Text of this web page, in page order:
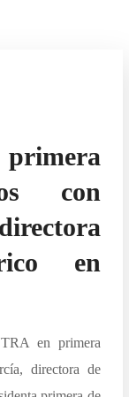
con
en
en primera
directora de